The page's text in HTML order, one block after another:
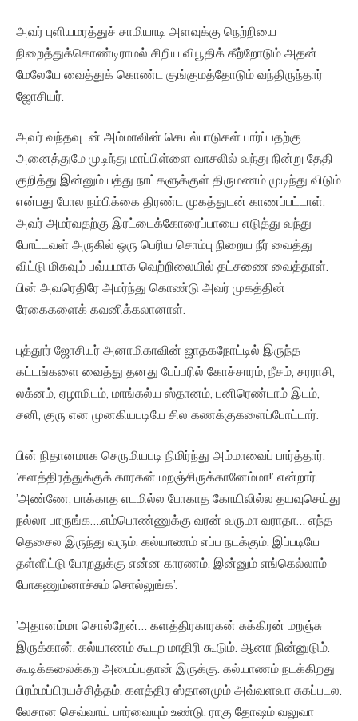
அவர் புளியமரத்துச் சாமியாடி அளவுக்கு நெற்றியை
நிறைத்துக்கொண்டிராமல் சிறிய விபூதிக் கீற்றோடும் அதன்
மேலேயே வைத்துக் கொண்ட குங்குமத்தோடும் வந்திருந்தார்
ஜோசியர்.
அவர் வந்தவுடன் அம்மாவின் செயல்பாடுகள் பார்ப்பதற்கு
அனைத்துமே முடிந்து மாப்பிள்ளை வாசலில் வந்து நின்று தேதி
குறித்து இன்னும் பத்து நாட்களுக்குள் திருமணம் முடிந்து விடும்
என்பது போல நம்பிக்கை திரண்ட முகத்துடன் காணப்பட்டாள்.
அவர் அமர்வதற்கு இரட்டைக்கோரைப்பாயை எடுத்து வந்து
போட்டவள் அருகில் ஒரு பெரிய சொம்பு நிறைய நீர் வைத்து
விட்டு மிகவும் பவ்யமாக வெற்றிலையில் தட்சணை வைத்தாள்.
பின் அவரெதிரே அமர்ந்து கொண்டு அவர் முகத்தின்
ரேகைகளைக் கவனிக்கலானாள்.
புத்தூர் ஜோசியர் அனாமிகாவின் ஜாதகநோட்டில் இருந்த
கட்டங்களை வைத்து தனது பேப்பரில் கோச்சாரம், நீசம், சரராசி,
லக்னம், ஏழாமிடம், மாங்கல்ய ஸ்தானம், பனிரெண்டாம் இடம்,
சனி, குரு என முனகியபடியே சில கணக்குகளைப்போட்டார்.
பின் நிதானமாக செருமியபடி நிமிர்ந்து அம்மாவைப் பார்த்தார்.
’களத்திரத்துக்குக் காரகன் மறஞ்சிருக்கானேம்மா!’ என்றார்.
’அண்ணே, பாக்காத எடமில்ல போகாத கோயிலில்ல தயவுசெய்து
நல்லா பாருங்க….எம்பொண்ணுக்கு வரன் வருமா வராதா… எந்த
தெசைல இருந்து வரும். கல்யாணம் எப்ப நடக்கும். இப்படியே
தள்ளிட்டு போறதுக்கு என்ன காரணம். இன்னும் எங்கெல்லாம்
போகணும்னாச்சும் சொல்லுங்க’.
’அதானம்மா சொல்றேன்… களத்திரகாரகன் சுக்கிரன் மறஞ்சு
இருக்கான். கல்யாணம் கூடற மாதிரி கூடும். ஆனா நின்னுடும்.
கூடிக்கலைக்கற அமைப்புதான் இருக்கு. கல்யாணம் நடக்கிறது
பிரம்மப்பிரயச்சித்தம். களத்திர ஸ்தானமும் அவ்வளவா சுகப்படல.
லேசான செவ்வாய் பார்வையும் உண்டு. ராகு தோஷம் வலுவா